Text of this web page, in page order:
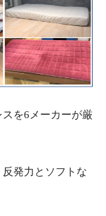
を6メーカーが厳
発力とソフトな